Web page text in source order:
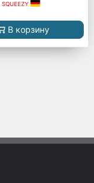
SQUEEZY
В корзину